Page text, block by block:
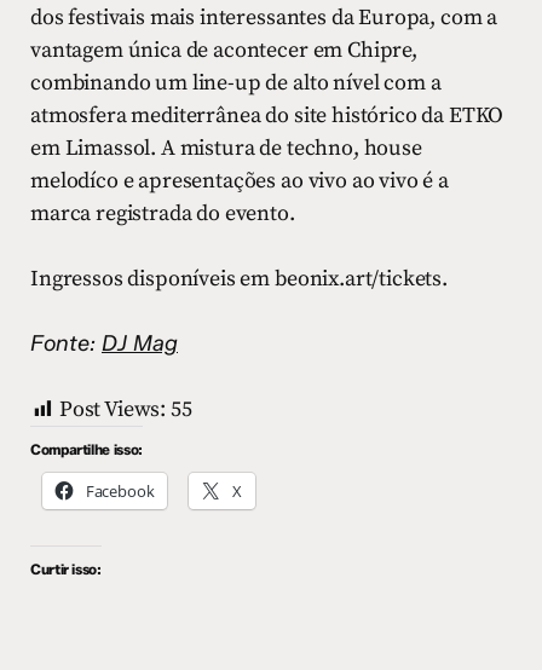
dos festivais mais interessantes da Europa, com a
vantagem única de acontecer em Chipre,
combinando um line-up de alto nível com a
atmosfera mediterrânea do site histórico da ETKO
em Limassol. A mistura de techno, house
melodíco e apresentações ao vivo ao vivo é a
marca registrada do evento.
Ingressos disponíveis em beonix.art/tickets.
Fonte: DJ Mag
Post Views: 55
Compartilhe isso:
Facebook X
Curtir isso: